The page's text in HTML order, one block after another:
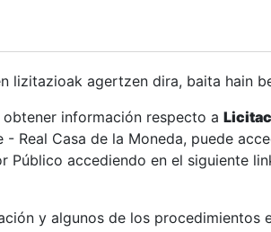
lizitazioak agertzen dira, baita hain
información respecto a
Real Casa de la Moneda, puede
Público accediendo en el siguiente
y algunos de los procedimientos